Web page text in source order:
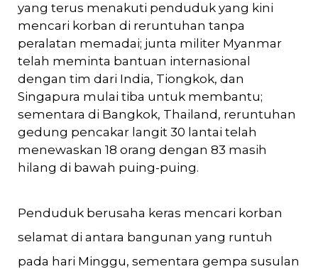
yang terus menakuti penduduk yang kini
mencari korban di reruntuhan tanpa
peralatan memadai; junta militer Myanmar
telah meminta bantuan internasional
dengan tim dari India, Tiongkok, dan
Singapura mulai tiba untuk membantu;
sementara di Bangkok, Thailand, reruntuhan
gedung pencakar langit 30 lantai telah
menewaskan 18 orang dengan 83 masih
hilang di bawah puing-puing.
Penduduk berusaha keras mencari korban
selamat di antara bangunan yang runtuh
pada hari Minggu, sementara gempa susulan